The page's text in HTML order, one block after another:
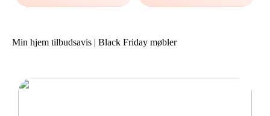
Min hjem tilbudsavis | Black Friday møbler